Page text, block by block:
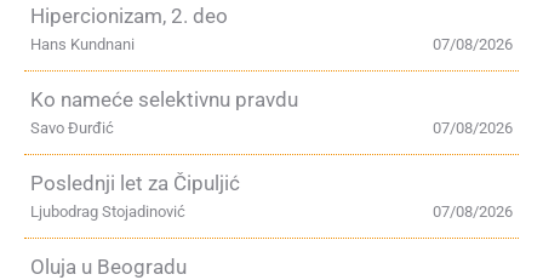
Hipercionizam, 2. deo
07/08/2026
Hans Kundnani
Ko nameće selektivnu pravdu
07/08/2026
Savo Đurđić
Poslednji let za Čipuljić
07/08/2026
Ljubodrag Stojadinović
Oluja u Beogradu